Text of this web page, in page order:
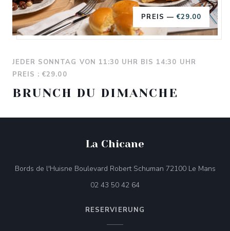
PREIS —€29.00
JEDER SONNTAG VON 11:30 UHR BIS 14:30 UHR
PREIS : €29.00
BRUNCH DU DIMANCHE
La Chicane
Bords de l'Huisne Boulevard Robert Schuman 72100 Le Mans
02 43 50 42 64
RESERVIERUNG
LA CHICANE